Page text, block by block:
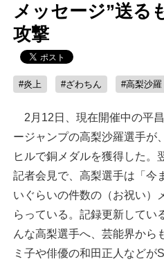
メッセージ”送る
攻撃
#炎上 #ざわちん #高梨沙羅
2月12日、現在開催中の平
ージャンプの高梨沙羅選手が
ヒルで銅メダルを獲得した。
記者会見で、高梨選手は「今
いぐらいの件数の（お祝い）
らっている。記録更新してい
んな高梨選手へ、芸能界から
ミ子や俳優の和田正人などが